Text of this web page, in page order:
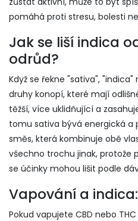
pomáhá proti stresu, bolesti
Jak se liší indica
odrůd?
Když se řekne "sativa",
druhy konopí, které mají
těžší, více uklidňující a
tomu sativa bývá energická a
směs, která kombinuje obě
všechno trochu jinak, protože
se účinky mohou lišit podle
Vapování a
Pokud vapujete CBD nebo